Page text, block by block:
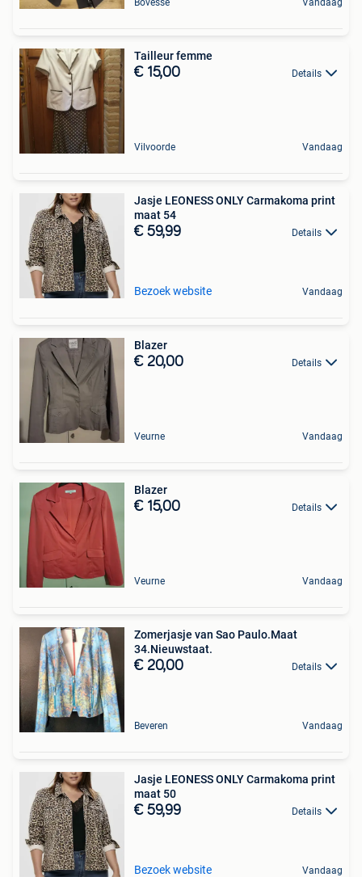
Bovesse Vandaag
Tailleur femme
€ 15,00 Details
Vilvoorde Vandaag
Jasje LEONESS ONLY Carmakoma print
maat 54
€ 59,99 Details
Bezoek website Vandaag
Blazer
€ 20,00 Details
Veurne Vandaag
Blazer
€ 15,00 Details
Veurne Vandaag
Zomerjasje van Sao Paulo.Maat
34.Nieuwstaat.
€ 20,00 Details
Beveren Vandaag
Jasje LEONESS ONLY Carmakoma print
maat 50
€ 59,99 Details
Bezoek website Vandaag